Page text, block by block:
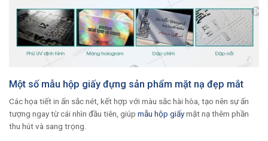
Một số mẫu hộp giấy đựng sản phẩm mặt nạ đẹp mắt
Các họa tiết in ấn sắc nét, kết hợp với màu sắc hài hòa, tạo nên sự ấn
tượng ngay từ cái nhìn đầu tiên, giúp mẫu hộp giấymặt nạ thêm phần
thu hút và sang trọng.